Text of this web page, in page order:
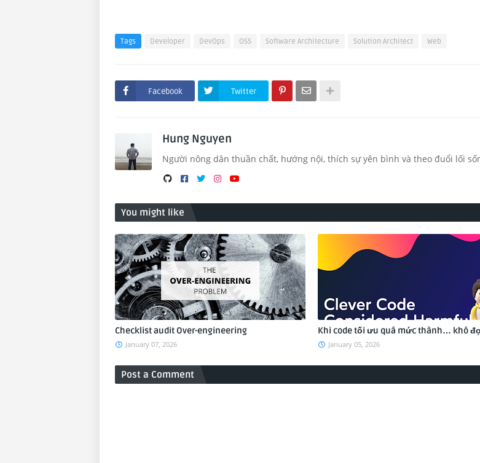
Tags Developer DevOps OSS Software Architecture Solution Architect Web
Facebook Twitter
Hung Nguyen
Người nông dân thuần chất, hướng nội, thích sự yên bình và theo đuổi lối
You might like
Checklist audit Over-engineering
January 07, 2026
Khi code tối ưu quá mức thành… khó
January 05, 2026
Post a Comment